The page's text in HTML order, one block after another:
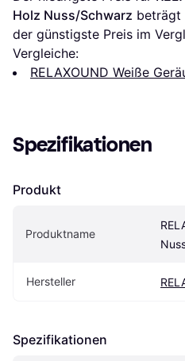
Holz Nuss/Schwarz beträgt
der günstigste Preis im
Vergleiche:
RELAXOUND Weiße
Spezifikationen
Produkt
Produktname
Hersteller
Spezifikationen